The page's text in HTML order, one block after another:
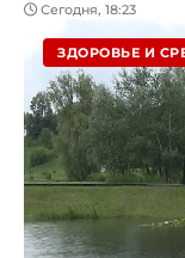
Сегодня, 18:23
ЗДОРОВЬЕ И